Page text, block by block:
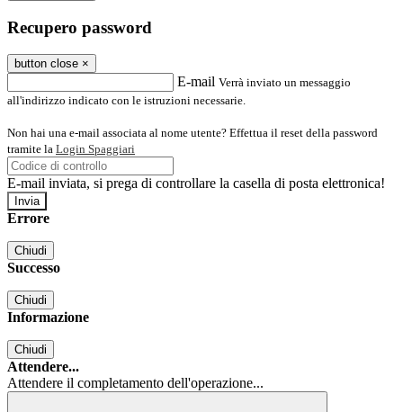
Recupero password
button close ×
E-mail Verrà inviato un messaggio
all'indirizzo indicato con le istruzioni necessarie.
Non hai una e-mail associata al nome utente? Effettua il reset della password
tramite la Login Spaggiari
E-mail inviata, si prega di controllare la casella di posta elettronica!
Errore
Chiudi
Successo
Chiudi
Informazione
Chiudi
Attendere...
Attendere il completamento dell'operazione...